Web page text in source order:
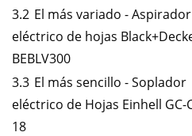
3.2 El más variado - Aspirador
eléctrico de hojas
BEBLV300
3.3 El más sencillo - Soplador
eléctrico de Hojas Einhell GC-
18